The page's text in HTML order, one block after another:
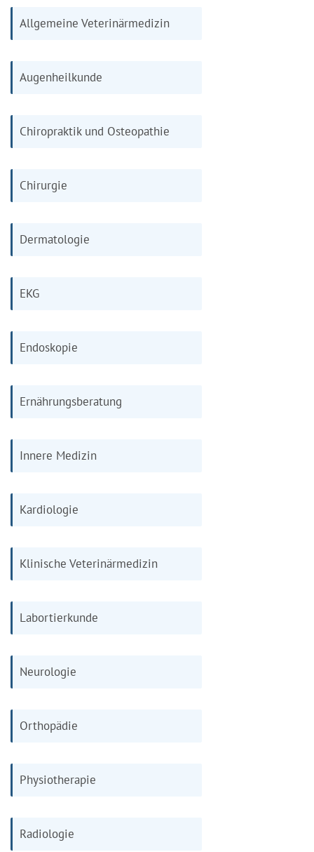
Allgemeine Veterinärmedizin
Augenheilkunde
Chiropraktik und Osteopathie
Chirurgie
Dermatologie
EKG
Endoskopie
Ernährungsberatung
Innere Medizin
Kardiologie
Klinische Veterinärmedizin
Labortierkunde
Neurologie
Orthopädie
Physiotherapie
Radiologie